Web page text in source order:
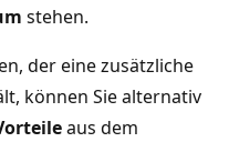
stehen.
der eine zusätzliche
können Sie alternativ
aus dem